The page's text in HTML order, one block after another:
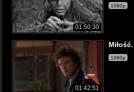
01:50:30
1080p
01:42:51
1080p